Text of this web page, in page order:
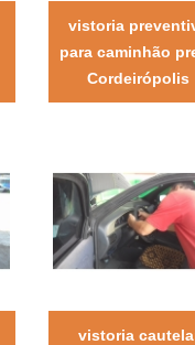
vistoria
para caminhão
Cordeirópolis
vistoria